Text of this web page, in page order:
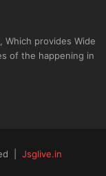
Which provides Wide
of the happening in
| Jsglive.in